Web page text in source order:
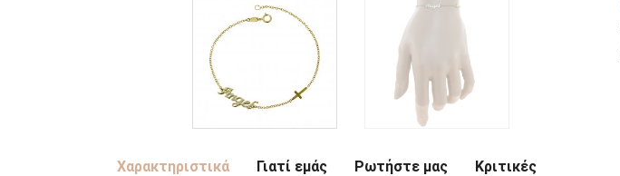
Χαρακτηριστικά Γιατί εμάς Ρωτήστε μας Κριτικές